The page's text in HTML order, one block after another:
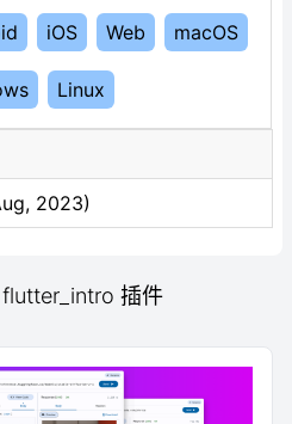
iOS Web macOS
Linux
2023)
插件